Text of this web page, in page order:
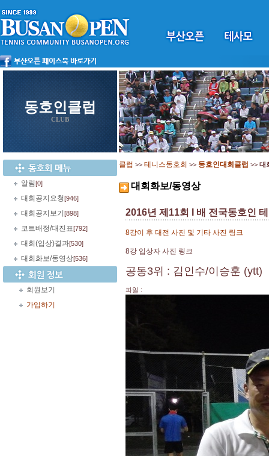
동호인클럽
CLUB
알림[0]
대회공지요청[946]
대회공지보기 [898]
코트배정/대진표[792]
대회(입상)결과[530]
대회화보/동영상[536]
회원보기
가입하기
클럽 >> 테니스동호회 >> 동호인대회클럽 >> 대
대회화보/동영상
2016년 제11회 I 배 전국동호인
8강이 후 대전 사진 및 기타 사진 링크
8강 입상자 사진 링크
공동3위 : 김인수/이승훈 (ytt)
파일 :